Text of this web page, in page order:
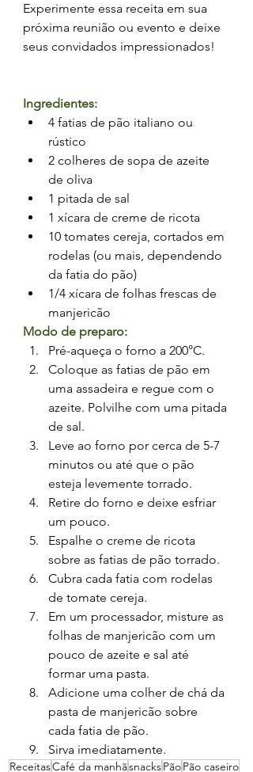
Experimente essa receita em sua
próxima reunião ou evento e deixe
seus convidados impressionados!
Ingredientes:
4 fatias de pão italiano ou
rústico
2 colheres de sopa de azeite
de oliva
1 pitada de sal
1 xícara de creme de ricota
10 tomates cereja, cortados em
rodelas (ou mais, dependendo
da fatia do pão)
1/4 xícara de folhas frescas de
manjericão
Modo de preparo:
Pré-aqueça o forno a 200°C.
Coloque as fatias de pão em
uma assadeira e regue com o
azeite. Polvilhe com uma pitada
de sal.
Leve ao forno por cerca de 5-7
minutos ou até que o pão
esteja levemente torrado.
Retire do forno e deixe esfriar
um pouco.
Espalhe o creme de ricota
sobre as fatias de pão torrado.
Cubra cada fatia com rodelas
de tomate cereja.
Em um processador, misture as
folhas de manjericão com um
pouco de azeite e sal até
formar uma pasta.
Adicione uma colher de chá da
pasta de manjericão sobre
cada fatia de pão.
Sirva imediatamente.
ReceitasCafé da manhãsnacksPãoPão caseiro